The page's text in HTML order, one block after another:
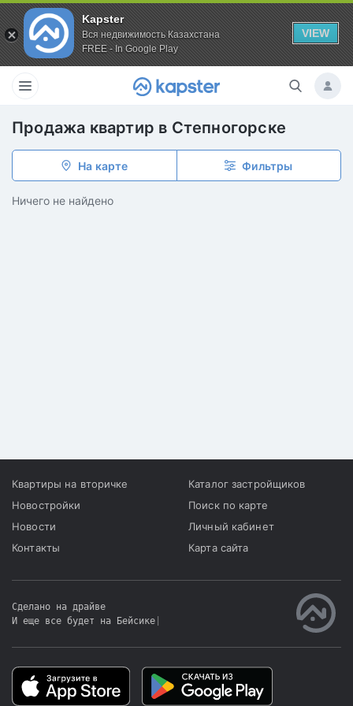
Kapster
Вся недвижимость Казахстана
FREE - In Google Play
VIEW
Продажа квартир в Степногорске
На карте Фильтры
Ничего не найдено
Квартиры на вторичке
Новостройки
Новости
Контакты
Каталог застройщиков
Поиск по карте
Личный кабинет
Карта сайта
Сделано на драйве
И еще все будет на Бейсике